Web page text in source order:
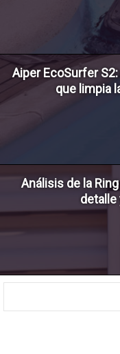
Aiper EcoSurfer
que limpia
Análisis de la
detalle